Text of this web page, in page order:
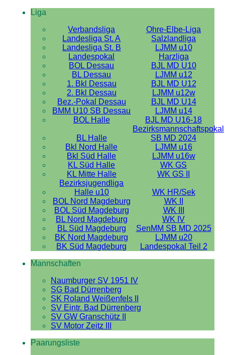
Liga
Verbandsliga
Ohre-Elbe-Liga
Landesliga St. A
Salzlandliga
Landesliga St. B
LJMM u10
Landespokal
Harzliga
BOL Dessau
BJL MD U10
BL Dessau
LJMM u12
1. Bkl Dessau
BJL MD U12
2. Bkl Dessau
LJMM u12w
Bez.-Pokal Dessau
BJL MD U14
BMM U10 SB Dessau
LJMM u14
BOL Halle
BJL MD U16-18
BL Halle
Bezirksmannschaftspokal
SB MD 2024
Bkl Nord Halle
LJMM u16
Bkl Süd Halle
LJMM u16w
KL Süd Halle
WK GS
KL Mitte Halle
WK GS II
Bezirksjugendliga
Halle u10
WK HR/Sek
BOL Nord Magdeburg
WK II
BOL Süd Magdeburg
WK III
BL Nord Magdeburg
WK IV
BL Süd Magdeburg
SenMM SB MD 2025
BK Nord Magdeburg
LJMM u20
BK Süd Magdeburg
Landespokal Teil 2
Mannschaften
Naumburger SV 1951 IV
SG Bad Dürrenberg
SK Roland Weißenfels II
SV Eintr. Bad Dürrenberg
SV GW Granschütz II
SV Motor Zeitz III
Paarungsliste